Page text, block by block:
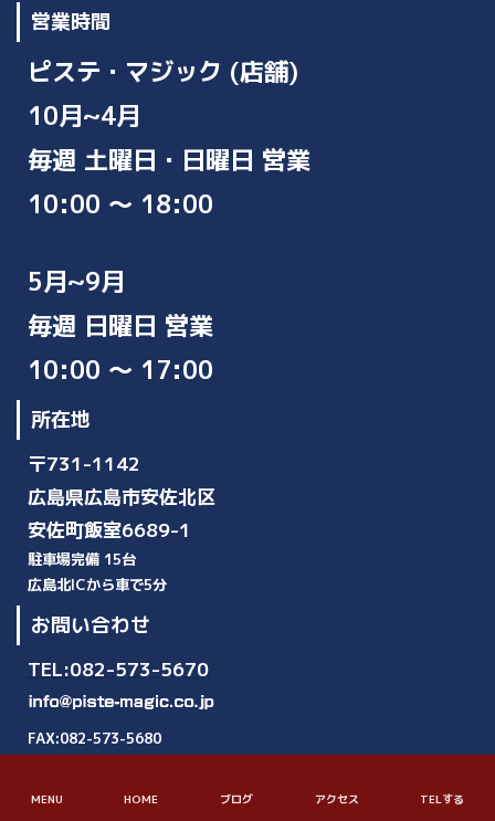
営業時間
ピステ・マジック (店舗)
10月~4月
毎週 土曜日・日曜日 営業
10:00 ～ 18:00
5月~9月
毎週 日曜日 営業
10:00 ～ 17:00
所在地
〒731-1142
広島県広島市安佐北区
安佐町飯室6689-1
駐車場完備 15台
広島北ICから車で5分
お問い合わせ
TEL:082-573-5670
FAX:082-573-5680
© Piquant Inc. All Rights Reserved.
MENU HOME ブログ アクセス TELする